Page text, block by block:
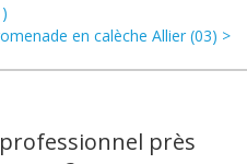
en calèche Allier (03) >
près